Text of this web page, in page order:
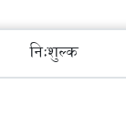
नि:शुल्क